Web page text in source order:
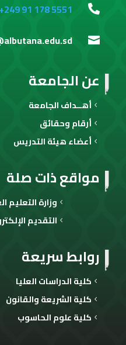
روابط سريعة
كلية الدراسات العليا
كلية الشريعة والقانون
كلية علوم الحاسوب
مواقع ذات صلة
وزارة التعليم
التقديم
عن الجامعة
أهــداف الجامعة
أرقام وحقائق
أعضاء هيئة التدريس

+249 91 178 5551
